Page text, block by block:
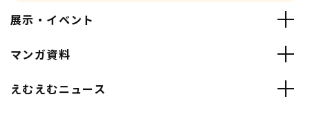
展示・イベント
マンガ資料
えむえむニュース